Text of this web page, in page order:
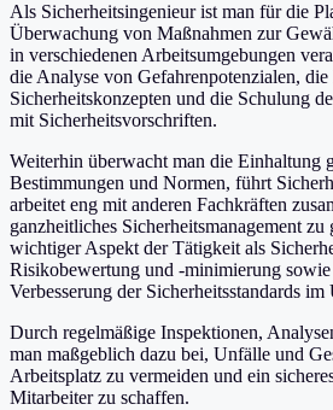
Als Sicherheitsingenieur ist man für die
Überwachung von Maßnahmen zur
in verschiedenen Arbeitsumgebungen
die Analyse von Gefahrenpotenzialen,
Sicherheitskonzepten und die Schulung
mit Sicherheitsvorschriften.
Weiterhin überwacht man die Einhaltung
Bestimmungen und Normen, führt
arbeitet eng mit anderen Fachkräften
ganzheitliches Sicherheitsmanagement
wichtiger Aspekt der Tätigkeit als
Risikobewertung und -minimierung
Verbesserung der Sicherheitsstandards im
Durch regelmäßige Inspektionen,
man maßgeblich dazu bei, Unfälle und
Arbeitsplatz zu vermeiden und ein
Mitarbeiter zu schaffen.